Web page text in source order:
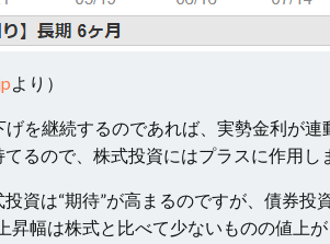
より）
を継続するのであれば、実勢金利が
るので、株式投資にはプラスに作用し
資は“期待”が高まるのですが、債券
昇幅は株式と比べて少ないものの値上が